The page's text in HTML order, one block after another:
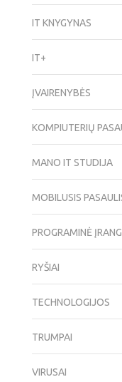
IT KNYGYNAS
IT+
ĮVAIRENYBĖS
KOMPIUTERIŲ
MANO IT STUDIJA
MOBILUSIS
PROGRAMINĖ
RYŠIAI
TECHNOLOGIJOS
TRUMPAI
VIRUSAI